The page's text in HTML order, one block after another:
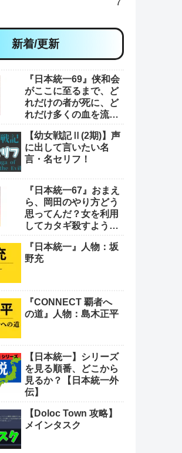
新着/更新
『日本統一69』侠和会
がここに至るまで、ど
れだけの者が死に、ど
れだけ多くの血を流し
や！
【幼女戦記Ⅱ(2期)】声
に出して言いたい名
言・名セリフ！
『日本統一67』おまえ
ら、岡田のやり方どう
思ってんだ？女を利用
してカタギ殺すような
『日本統一』人物：坂
野充
『CONNECT 覇者へ
の道』人物：島木正平
【日本統一】シリーズ
を見る順番、どこから
見るか？【日本統一外
伝】
【Doloc Town 攻略】
メインタスク